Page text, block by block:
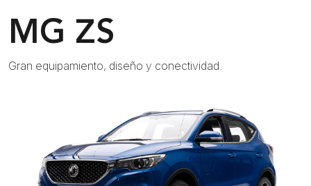
MG ZS
Gran equipamiento, diseño y conectividad.